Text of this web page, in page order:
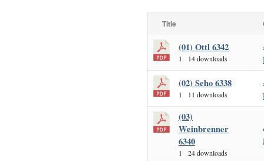
Title
(01) Ottl 6342
1 14 downloads
(02) Seho 6338
1 11 downloads
(03)
Weinbrenner
6340
1 24 downloads